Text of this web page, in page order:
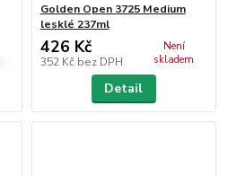
Golden Open 3725 Medium
lesklé 237ml
426 Kč
352 Kč bez DPH
Není
skladem
Detail